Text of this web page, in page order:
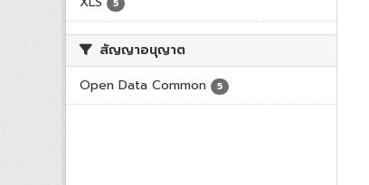
5
สัญญาอนุญาต
Open Data Common
5